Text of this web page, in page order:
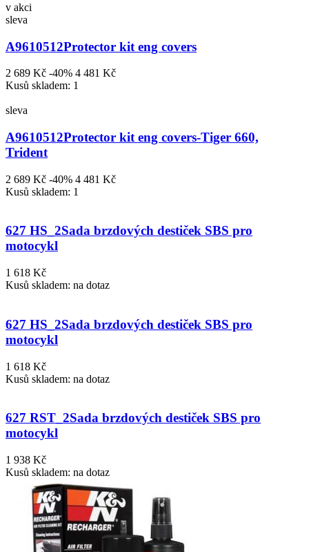
v akci
sleva
A9610512Protector kit eng covers
2 689 Kč -40% 4 481 Kč
Kusů skladem: 1
sleva
A9610512Protector kit eng covers-Tiger 660,
Trident
2 689 Kč -40% 4 481 Kč
Kusů skladem: 1
627 HS_2Sada brzdových destiček SBS pro
motocykl
1 618 Kč
Kusů skladem: na dotaz
627 HS_2Sada brzdových destiček SBS pro
motocykl
1 618 Kč
Kusů skladem: na dotaz
627 RST_2Sada brzdových destiček SBS pro
motocykl
1 938 Kč
Kusů skladem: na dotaz